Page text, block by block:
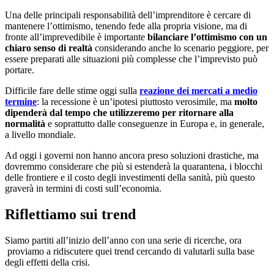
Una delle principali responsabilità dell’imprenditore è cercare di
mantenere l’ottimismo, tenendo fede alla propria visione, ma di
fronte all’imprevedibile è importante bilanciare l’ottimismo con un
chiaro senso di realtà considerando anche lo scenario peggiore, per
essere preparati alle situazioni più complesse che l’imprevisto può
portare.
Difficile fare delle stime oggi sulla reazione dei mercati a medio
termine: la recessione è un’ipotesi piuttosto verosimile, ma molto
dipenderà dal tempo che utilizzeremo per ritornare alla
normalità e soprattutto dalle conseguenze in Europa e, in generale,
a livello mondiale.
Ad oggi i governi non hanno ancora preso soluzioni drastiche, ma
dovremmo considerare che più si estenderà la quarantena, i blocchi
delle frontiere e il costo degli investimenti della sanità, più questo
graverà in termini di costi sull’economia.
Riflettiamo sui trend
Siamo partiti all’inizio dell’anno con una serie di ricerche, ora
proviamo a ridiscutere quei trend cercando di valutarli sulla base
degli effetti della crisi.